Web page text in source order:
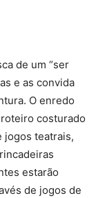
de um “ser
e as convida
O enredo
costurado
jogos teatrais,
estarão
de jogos de